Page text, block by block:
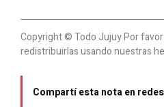
Copyright © Todo Jujuy Por
redistribuirlas usando nuestras
Compartí esta nota en